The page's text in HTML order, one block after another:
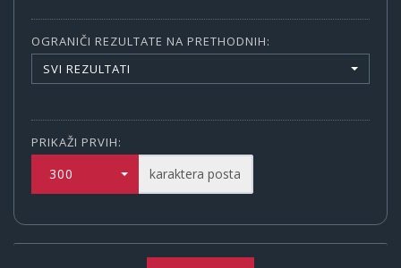
OGRANIČI REZULTATE NA PRETHODNIH:
SVI REZULTATI
PRIKAŽI PRVIH:
300 karaktera posta